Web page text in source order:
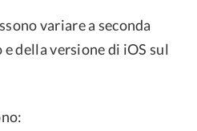
variare a seconda
della versione di iOS sul